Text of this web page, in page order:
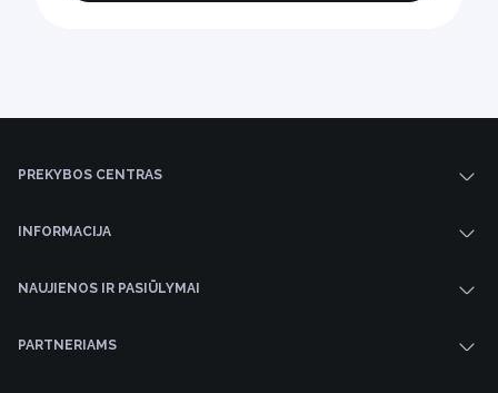
PREKYBOS CENTRAS
INFORMACIJA
NAUJIENOS IR PASIŪLYMAI
PARTNERIAMS